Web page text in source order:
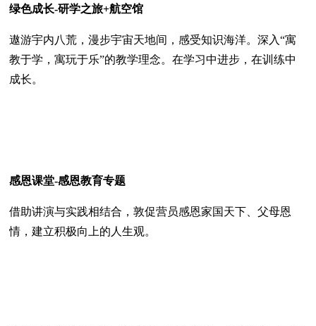
绿色成长-研学之旅+航空馆
遨游宇内八荒，漫步宇宙天地间，感受知识海洋。深入“寓
教于学，寓玩于乐”的教学理念。在学习中进步，在训练中
成长。
感恩课堂-感恩教育专题
借助讲演与实践相结合，敦促营员感恩家国天下、父母恩
情，建立积极向上的人生观。